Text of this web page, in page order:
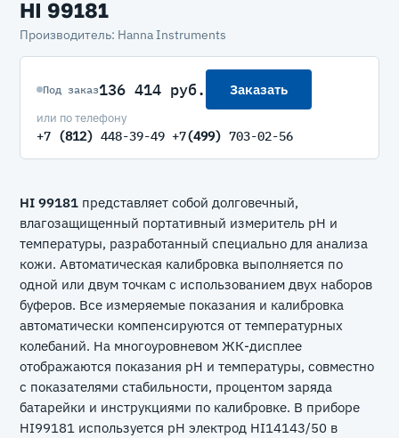
HI 99181
Производитель: Hanna Instruments
Под заказ136 414 руб. Заказать
или по телефону
+7 (812) 448-39-49 +7(499) 703-02-56
HI 99181 представляет собой долговечный,
влагозащищенный портативный измеритель рН и
температуры, разработанный специально для анализа
кожи. Автоматическая калибровка выполняется по
одной или двум точкам с использованием двух наборов
буферов. Все измеряемые показания и калибровка
автоматически компенсируются от температурных
колебаний. На многоуровневом ЖК-дисплее
отображаются показания рН и температуры, совместно
с показателями стабильности, процентом заряда
батарейки и инструкциями по калибровке. В приборе
HI99181 используется рН электрод HI14143/50 в